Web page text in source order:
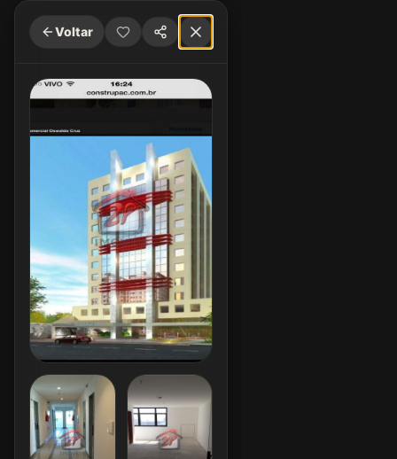
Voltar